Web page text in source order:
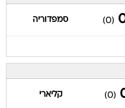
(0) סמפדוריה
(0) קליארי